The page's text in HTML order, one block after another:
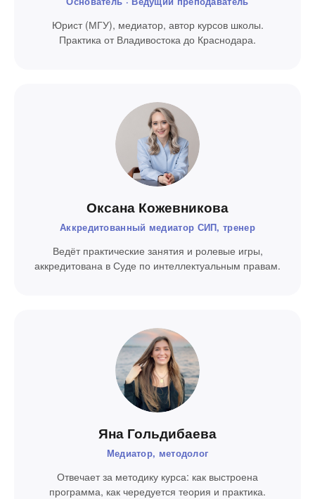
Юрист (МГУ), медиатор, автор курсов школы.
Практика от Владивостока до Краснодара.
Оксана Кожевникова
Аккредитованный медиатор СИП, тренер
Ведёт практические занятия и ролевые игры,
аккредитована в Суде по интеллектуальным правам.
Яна Гольдибаева
Медиатор, методолог
Отвечает за методику курса: как выстроена
программа, как чередуется теория и практика.